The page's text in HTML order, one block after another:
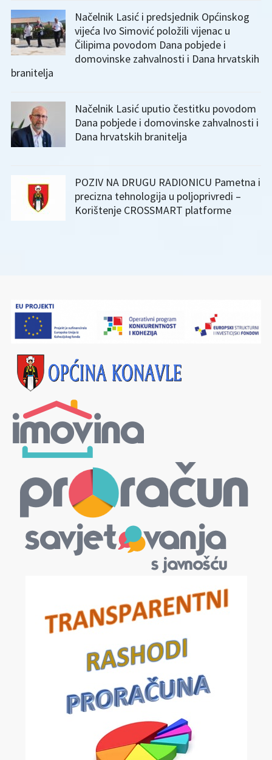
Načelnik Lasić i predsjednik Općinskog
vijeća Ivo Simović položili vijenac u
Čilipima povodom Dana pobjede i
domovinske zahvalnosti i Dana hrvatskih
branitelja
Načelnik Lasić uputio čestitku povodom
Dana pobjede i domovinske zahvalnosti i
Dana hrvatskih branitelja
POZIV NA DRUGU RADIONICU Pametna i
precizna tehnologija u poljoprivredi –
Korištenje CROSSMART platforme